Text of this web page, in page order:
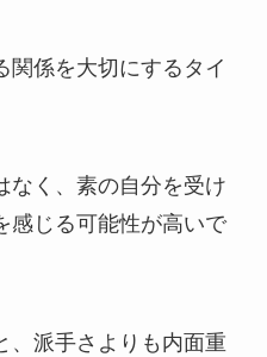
関係を大切にするタイ
なく、素の自分を受け
感じる可能性が高いで
、派手さよりも内面重